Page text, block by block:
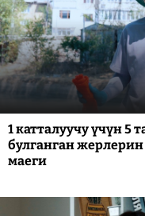
1 катталуучу үчүн
булганган жерлерин
маеги